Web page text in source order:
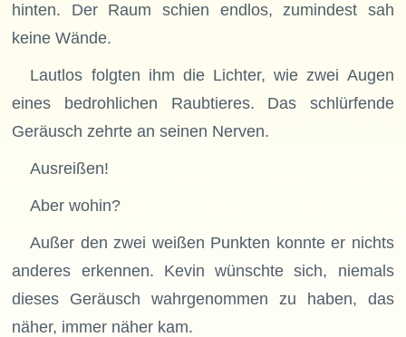
hinten. Der Raum schien endlos, zumindest sah
keine Wände.
Lautlos folgten ihm die Lichter, wie zwei Augen
eines bedrohlichen Raubtieres. Das schlürfende
Geräusch zehrte an seinen Nerven.
Ausreißen!
Aber wohin?
Außer den zwei weißen Punkten konnte er nichts
anderes erkennen. Kevin wünschte sich, niemals
dieses Geräusch wahrgenommen zu haben, das
näher, immer näher kam.